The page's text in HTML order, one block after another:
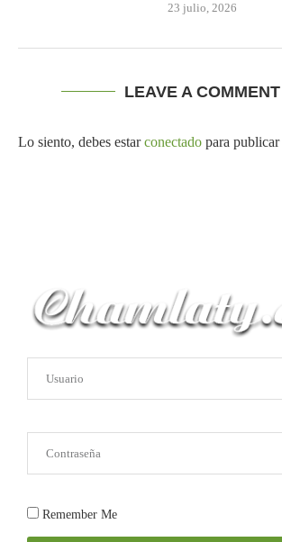
23 julio, 2026
LEAVE A COMMENT
Lo siento, debes estarconectado para
Remember Me